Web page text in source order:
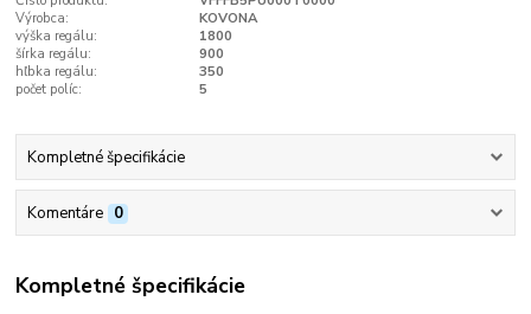
Výrobca:
KOVONA
výška regálu:
1800
šírka regálu:
900
hľbka regálu:
350
počet políc:
5
Kompletné špecifikácie
Komentáre 0
Kompletné špecifikácie